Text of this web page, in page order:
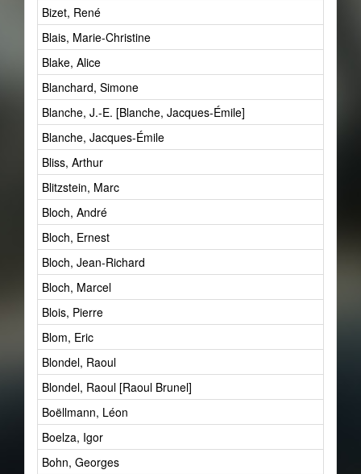
Bizet, René
Blais, Marie-Christine
Blake, Alice
Blanchard, Simone
Blanche, J.-E. [Blanche, Jacques-Émile]
Blanche, Jacques-Émile
Bliss, Arthur
Blitzstein, Marc
Bloch, André
Bloch, Ernest
Bloch, Jean-Richard
Bloch, Marcel
Blois, Pierre
Blom, Eric
Blondel, Raoul
Blondel, Raoul [Raoul Brunel]
Boëllmann, Léon
Boelza, Igor
Bohn, Georges